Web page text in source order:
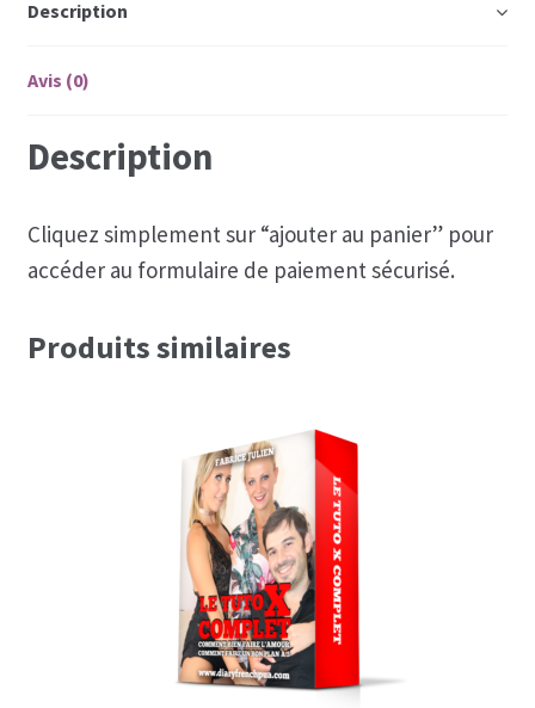
Description
Avis (0)
Description
Cliquez simplement sur “ajouter au panier” pour
accéder au formulaire de paiement sécurisé.
Produits similaires